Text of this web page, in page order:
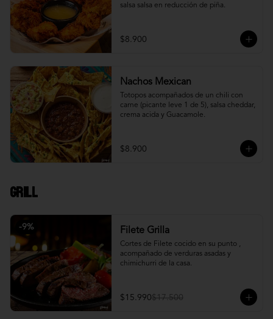
salsa salsa en reducción de piña.
$8.900
Nachos Mexican
Totopos acompañados de un chili con
carne (picante leve 1 de 5), salsa cheddar,
crema acida y Guacamole.
$8.900
Grill
-9% Filete Grilla
Cortes de Filete cocido en su punto ,
acompañado de verduras asadas y
chimichurri de la casa.
$15.990$17.500